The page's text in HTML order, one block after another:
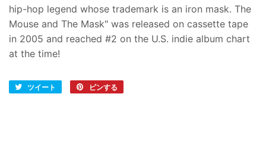
hip-hop legend whose trademark is an iron mask. The
Mouse and The Mask" was released on cassette tape
in 2005 and reached #2 on the U.S. indie album chart
at the time!
ツイート
Twitter
ピンする